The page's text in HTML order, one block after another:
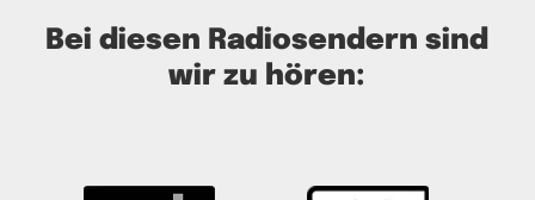
Bei diesen Radiosendern sind
wir zu hören: